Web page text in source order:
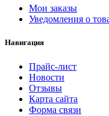
Мои заказы
Уведомления о
Навигация
Прайс-лист
Новости
Отзывы
Карта сайта
Форма связи